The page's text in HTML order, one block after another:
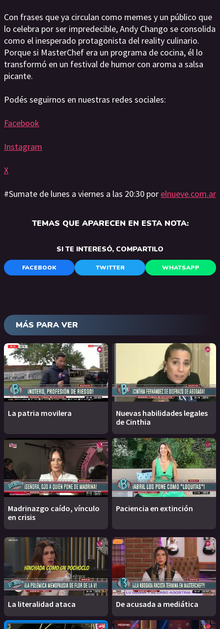
Con frases que ya circulan como memes y un público que
lo celebra por ser impredecible, Andy Chango se consolida
como el inesperado protagonista del reality culinario.
Porque si MasterChef era un programa de cocina, él lo
transformó en un festival de humor con aroma a salsa
picante.
Podés seguirnos en nuestras redes sociales:
Facebook
Instagram
X
#Sumate de lunes a viernes a las 20:30 por elnueve.com.ar
TEMAS QUE APARECEN EN ESTA NOTA:
SI TE INTERESÓ, COMPARTILO
FACEBOOK TWITTER WHATSAPP
MÁS PARA VER
La patria movilera
Nuevas habilidades legales
de Cinthia
Madrinazgo caído, vínculo
en crisis
Paciencia en extinción
La literalidad ataca De acusada a mediática